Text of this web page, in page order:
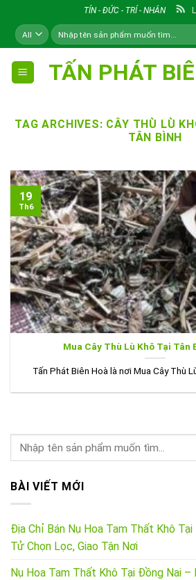
content
TÍN - ĐỨC - TRÍ - NHÂN
Tìm
kiếm:
TẤN PHÁT
TAG ARCHIVES: CÂY THÙ LÙ
TÂN BÌNH
Mua Cây Thù Lù Khô Tại Tân
Tấn Phát Biên Hoà là nơi Mua Cây Thù
19
Th6
BÀI VIẾT MỚI
Địa Chỉ Bán Nụ Hoa Tam Thất Khô
Tử Chọn Lọc, Giao Tận Nơi
Nụ Hoa Tam Thất Khô Tại Đồng Nai –